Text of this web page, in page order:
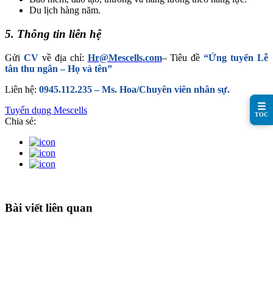
Du lịch hàng năm.
5. Thông tin liên hệ
Gửi CVvề địa chỉ: Hr@Mescells.com– Tiêu đề“Ứng tuyển Lễ
tân thu ngân – Họ và tên”
Liên hệ: 0945.112.235 – Ms. Hoa/Chuyên viên nhân sự.
Tuyển dụng Mescells
Chia sẻ:
Bài viết liên quan
☰
TOC